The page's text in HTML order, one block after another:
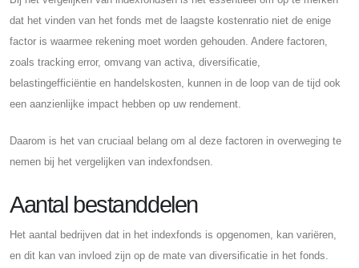
dat het vinden van het fonds met de laagste kostenratio niet de enige
factor is waarmee rekening moet worden gehouden. Andere factoren,
zoals tracking error, omvang van activa, diversificatie,
belastingefficiëntie en handelskosten, kunnen in de loop van de tijd ook
een aanzienlijke impact hebben op uw rendement.
Daarom is het van cruciaal belang om al deze factoren in overweging te
nemen bij het vergelijken van indexfondsen.
Aantal bestanddelen
Het aantal bedrijven dat in het indexfonds is opgenomen, kan variëren,
en dit kan van invloed zijn op de mate van diversificatie in het fonds.